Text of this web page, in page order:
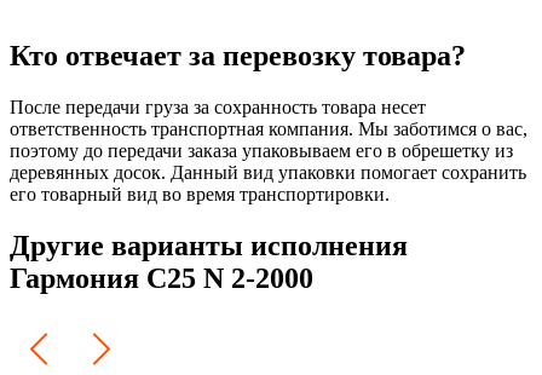
Кто отвечает за перевозку товара?
После передачи груза за сохранность товара несет
ответственность транспортная компания. Мы заботимся о вас,
поэтому до передачи заказа упаковываем его в обрешетку из
деревянных досок. Данный вид упаковки помогает сохранить
его товарный вид во время транспортировки.
Другие варианты исполнения
Гармония С25 N 2-2000